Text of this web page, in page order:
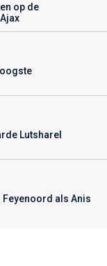
op de
Lutsharel
als Anis